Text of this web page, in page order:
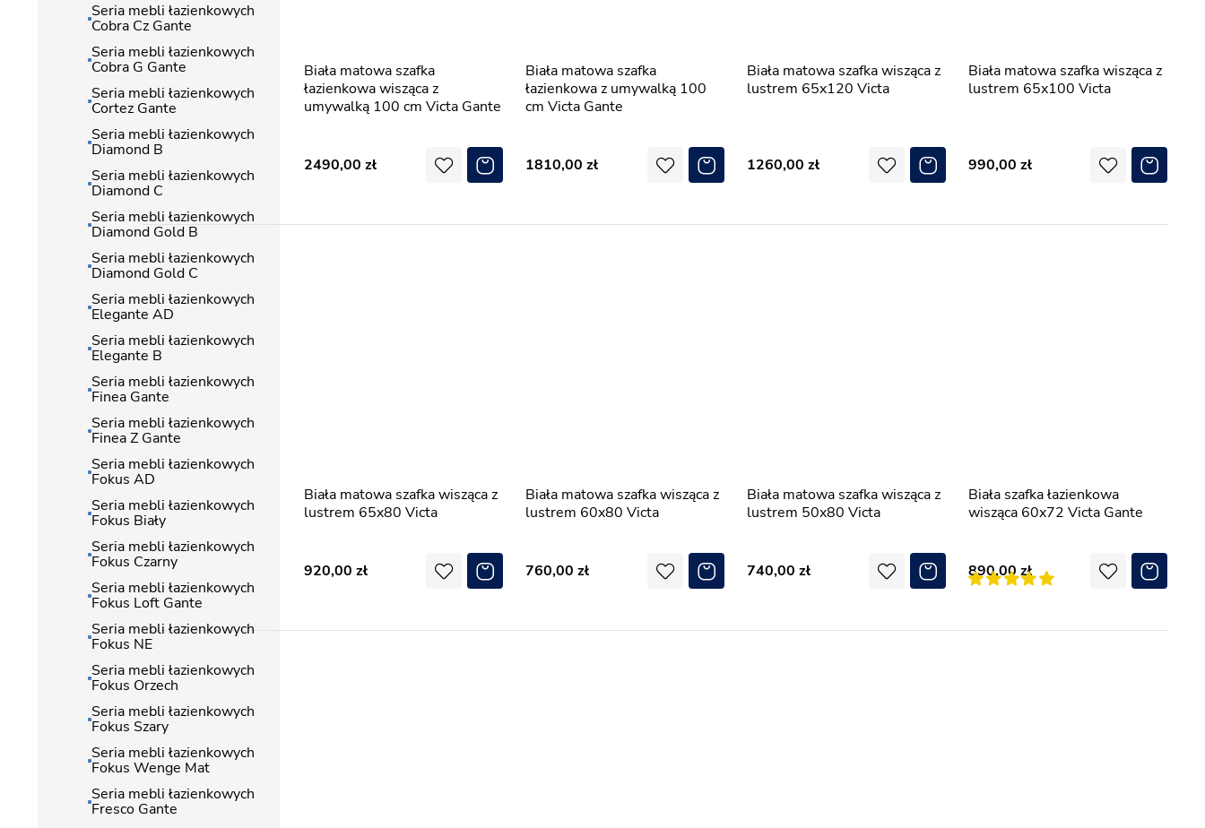
Biała matowa szafka
łazienkowa wisząca z
umywalką 100 cm Victa Gante
2490,00
Biała matowa szafka
łazienkowa z umywalką 100
cm Victa Gante
1810,00
Biała matowa szafka wisząca z
lustrem 65x120 Victa
1260,00
Biała matowa szafka wisząca z
lustrem 65x100 Victa
990,00
Biała matowa szafka wisząca z
lustrem 65x80 Victa
920,00
Biała matowa szafka wisząca z
lustrem 60x80 Victa
760,00
Biała matowa szafka wisząca z
lustrem 50x80 Victa
740,00
Biała szafka łazienkowa
wisząca 60x72 Victa Gante
890,00
Seria mebli łazienkowych
Cobra Cz Gante
Seria mebli łazienkowych
Cobra G Gante
Seria mebli łazienkowych
Cortez Gante
Seria mebli łazienkowych
Diamond B
Seria mebli łazienkowych
Diamond C
Seria mebli łazienkowych
Diamond Gold B
Seria mebli łazienkowych
Diamond Gold C
Seria mebli łazienkowych
Elegante AD
Seria mebli łazienkowych
Elegante B
Seria mebli łazienkowych
Finea Gante
Seria mebli łazienkowych
Finea Z Gante
Seria mebli łazienkowych
Fokus AD
Seria mebli łazienkowych
Fokus Biały
Seria mebli łazienkowych
Fokus Czarny
Seria mebli łazienkowych
Fokus Loft Gante
Seria mebli łazienkowych
Fokus NE
Seria mebli łazienkowych
Fokus Orzech
Seria mebli łazienkowych
Fokus Szary
Seria mebli łazienkowych
Fokus Wenge Mat
Seria mebli łazienkowych
Fresco Gante